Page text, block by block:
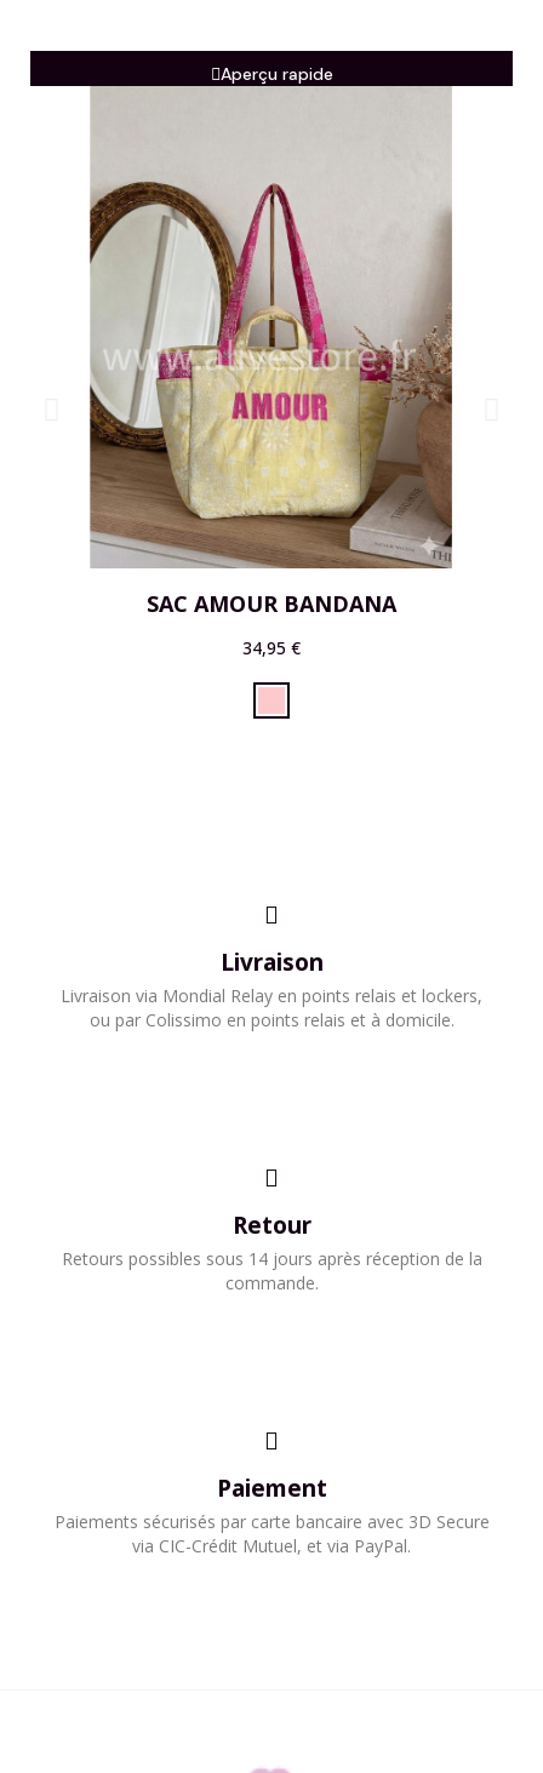
Aperçu rapide
SAC AMOUR BANDANA
34,95 €
Livraison
​Livraison via Mondial Relay en points relais et lockers,
ou par Colissimo en points relais et à domicile.​
Retour
Retours possibles sous 14 jours après réception de la
commande.
Paiement
Paiements sécurisés par carte bancaire avec 3D Secure
via CIC-Crédit Mutuel, et via PayPal.​